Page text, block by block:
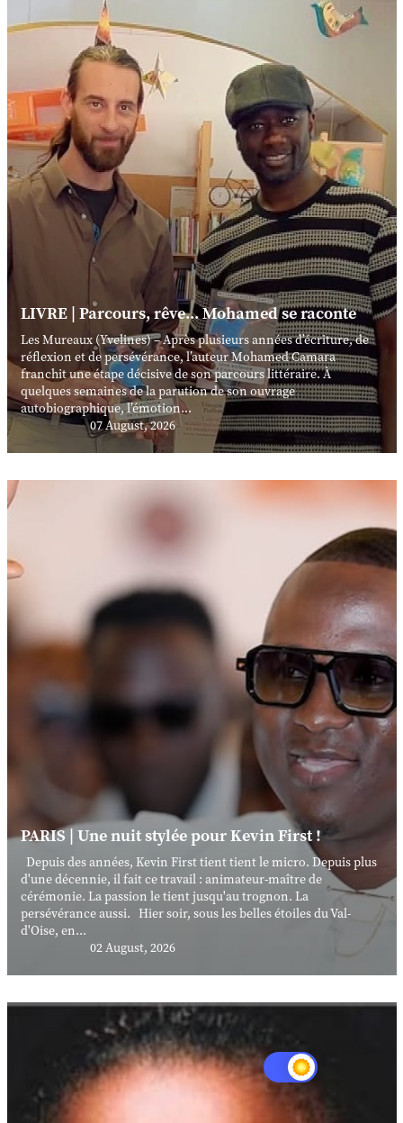
LIVRE | Parcours, rêve... Mohamed se raconte
Les Mureaux (Yvelines) – Après plusieurs années d’écriture, de
réflexion et de persévérance, l’auteur Mohamed Camara
franchit une étape décisive de son parcours littéraire. À
quelques semaines de la parution de son ouvrage
autobiographique, l’émotion...
07 August, 2026
PARIS | Une nuit stylée pour Kevin First !
Depuis des années, Kevin First tient tient le micro. Depuis plus
d'une décennie, il fait ce travail : animateur-maître de
cérémonie. La passion le tient jusqu'au trognon. La
persévérance aussi. Hier soir, sous les belles étoiles du Val-
d'Oise, en...
02 August, 2026